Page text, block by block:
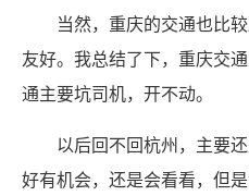
当然，重庆的交通也比
友好。我总结了下，重庆交
通主要坑司机，开不动。
以后回不回杭州，主要
好有机会，还是会看看，但